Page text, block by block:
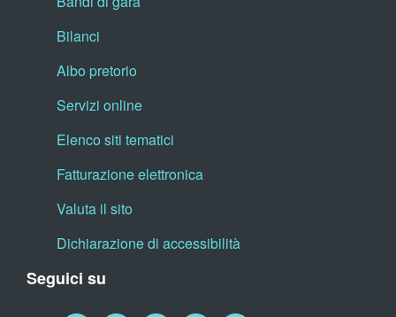
Bilanci
Albo pretorio
Servizi online
Elenco siti tematici
Fatturazione elettronica
Valuta il sito
Dichiarazione di accessibilità
Seguici su